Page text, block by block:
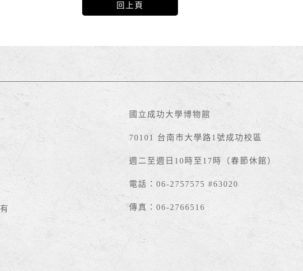
回上頁
國立成功大學博物館
70101 台南市大學路1號成功校區
週二至週日10時至17時（春節休館）
電話：06-2757575 #63020
傳真：06-2766516